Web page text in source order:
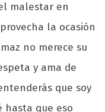
malestar en
la ocasión
no merece su
y ama de
que soy
hasta que eso